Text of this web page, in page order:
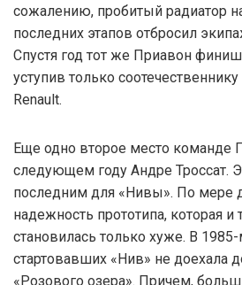
сожалению, пробитый радиатор
последних этапов отбросил
Спустя год тот же Приавон
уступив только
Renault.
Еще одно второе место команде
следующем году Андре Троссат.
последним для «Нивы». По мере
надежность прототипа, которая и
становилась только хуже. В
стартовавших «Нив» не доехала
«Розового озера». Причем,